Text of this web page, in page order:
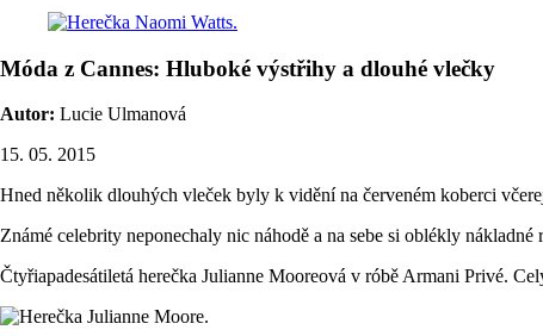
Móda z Cannes: Hluboké výstřihy a dlouhé vlečky
Autor: Lucie Ulmanová
15. 05. 2015
Hned několik dlouhých vleček byly k vidění na červeném koberci
Známé celebrity neponechaly nic náhodě a na sebe si oblékly
Čtyřiapadesátiletá herečka Julianne Mooreová v róbě Armani Privé.